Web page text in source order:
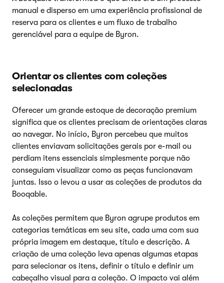
manual e disperso em uma experiência profissional de
reserva para os clientes e um fluxo de trabalho
gerenciável para a equipe de Byron.
Orientar os clientes com coleções
selecionadas
Oferecer um grande estoque de decoração premium
significa que os clientes precisam de orientações claras
ao navegar. No início, Byron percebeu que muitos
clientes enviavam solicitações gerais por e-mail ou
perdiam itens essenciais simplesmente porque não
conseguiam visualizar como as peças funcionavam
juntas. Isso o levou a usar as coleções de produtos da
Booqable.
As coleções permitem que Byron agrupe produtos em
categorias temáticas em seu site, cada uma com sua
própria imagem em destaque, título e descrição. A
criação de uma coleção leva apenas algumas etapas
para selecionar os itens, definir o título e definir um
cabeçalho visual para a coleção. O impacto vai além